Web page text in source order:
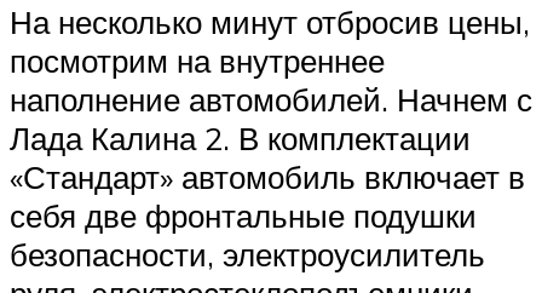
На несколько минут отбросив цены,
посмотрим на внутреннее
наполнение автомобилей. Начнем с
Лада Калина 2. В комплектации
«Стандарт» автомобиль включает в
себя две фронтальные подушки
безопасности, электроусилитель